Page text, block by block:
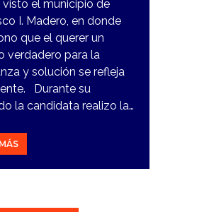
visto el municipio de
I. Madero, en donde
que el querer un
verdadero para la
y solución se refleja
Durante su
la candidata realizo la…